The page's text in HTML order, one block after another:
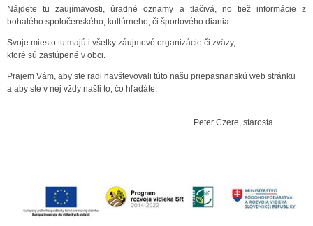
Nájdete tu zaujímavosti, úradné oznamy a tlačivá, no tiež informácie z
bohatého spoločenského, kultúrneho, či športového diania.
Svoje miesto tu majú i všetky záujmové organizácie či zväzy,
ktoré sú zastúpené v obci.
Prajem Vám, aby ste radi navštevovali túto našu priepasnanskú web stránku
a aby ste v nej vždy našli to, čo hľadáte.
Peter Czere, starosta